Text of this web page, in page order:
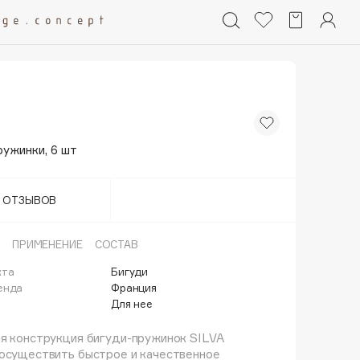
6 шт
ОТЗЫВОВ
ПРИМЕНЕНИЕ СОСТАВ
Бигуди
Франция
Для нее
конструкция бигуди-пружинок SILVA
быстрое и качественное